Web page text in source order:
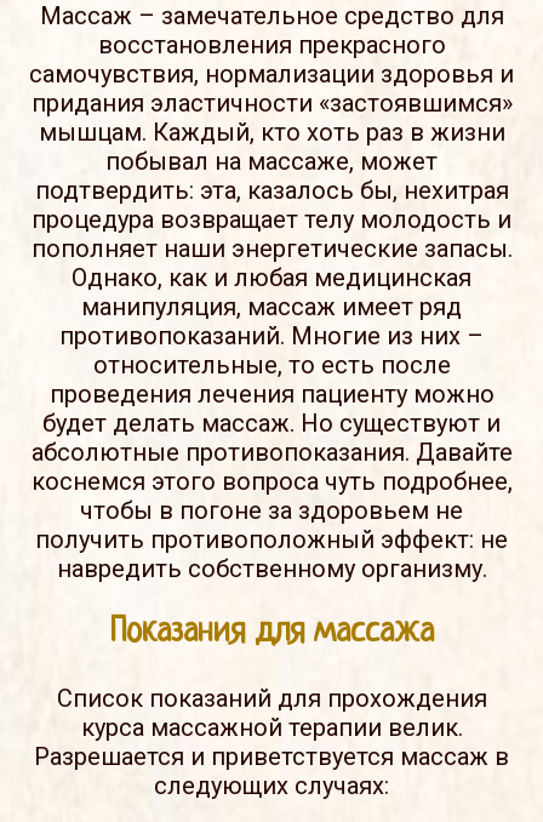
Массаж – замечательное средство для
восстановления прекрасного
самочувствия, нормализации здоровья и
придания эластичности «застоявшимся»
мышцам. Каждый, кто хоть раз в жизни
побывал на массаже, может
подтвердить: эта, казалось бы, нехитрая
процедура возвращает телу молодость и
пополняет наши энергетические запасы.
Однако, как и любая медицинская
манипуляция, массаж имеет ряд
противопоказаний. Многие из них –
относительные, то есть после
проведения лечения пациенту можно
будет делать массаж. Но существуют и
абсолютные противопоказания. Давайте
коснемся этого вопроса чуть подробнее,
чтобы в погоне за здоровьем не
получить противоположный эффект: не
навредить собственному организму.
Показания для массажа
Список показаний для прохождения
курса массажной терапии велик.
Разрешается и приветствуется массаж в
следующих случаях: